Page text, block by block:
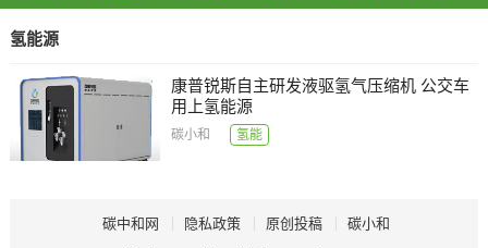
氢能源
康普锐斯自主研发液驱氢气压缩机 公交车
用上氢能源
碳小和 氢能
碳中和网 隐私政策 原创投稿 碳小和